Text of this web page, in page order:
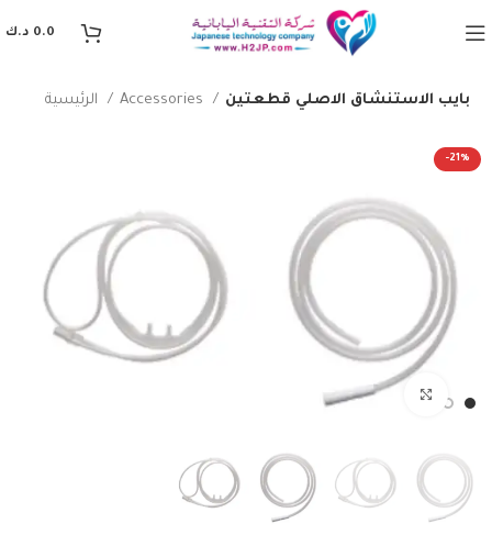
0.0 د.ك
Accessories بايب الاستنشاق الاصلي قطعتين
-21%
Click to enlarge